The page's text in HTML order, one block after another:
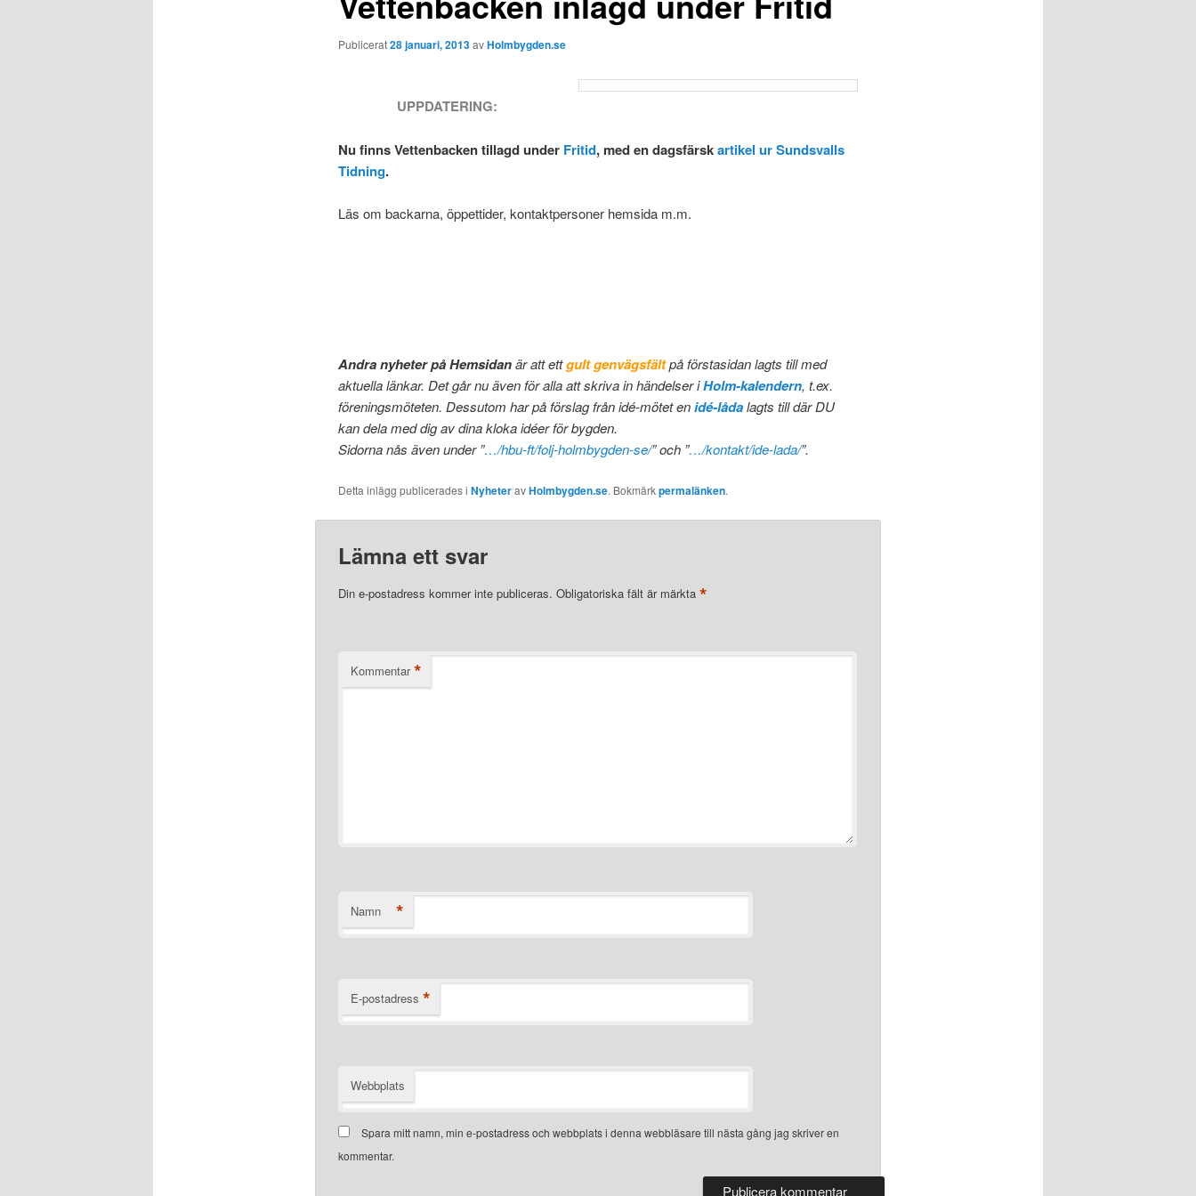
Publicerat28 januari, 2013avHolmbygden.se
UPPDATERING:
Nu finns Vettenbacken tillagd under Fritid, med en dagsfärskartikel ur Sundsvalls
Tidning.
Läs om backarna, öppettider, kontaktpersoner hemsida m.m.
Andra nyheter på Hemsidanär att ettgult genvägsfältpå förstasidan lagts till med
aktuella länkar. Det går nu även för alla att skriva in händelser iHolm-kalendern, t.ex.
föreningsmöteten. Dessutom har på förslag från idé-mötet enidé-lådalagts till där DU
kan dela med dig av dina kloka idéer för bygden.
Sidorna nås även under ”…/hbu-ft/folj-holmbygden-se/” och ”…/kontakt/ide-lada/”.
Detta inlägg publicerades i NyheteravHolmbygden.se. Bokmärkpermalänken.
Lämna ett svar
Din e-postadress kommer inte publiceras. Obligatoriska fält är märkta *
Kommentar *
Namn *
E-postadress *
Webbplats
Spara mitt namn, min e-postadress och webbplats i denna webbläsare till nästa gång jag skriver en
kommentar.